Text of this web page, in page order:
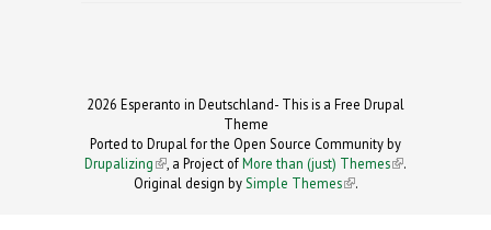
2026 Esperanto in Deutschland- This is a Free Drupal
Theme
Ported to Drupal for the Open Source Community by
Drupalizing(link is external)
, a Project ofMore than (just) Themes (link is
.
Original design by Simple Themes
(link is
.